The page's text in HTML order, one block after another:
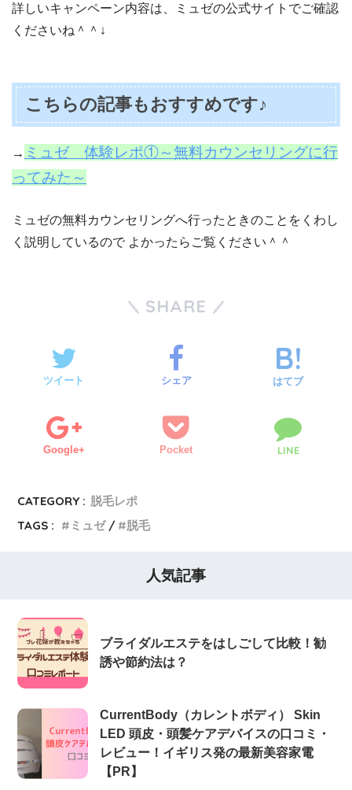
詳しいキャンペーン内容は、ミュゼの公式サイトでご確認
くださいね＾＾↓
こちらの記事もおすすめです♪
→ ミュゼ 体験レポ①～無料カウンセリングに行
ってみた～
ミュゼの無料カウンセリングへ行ったときのことをくわし
く説明しているので よかったらご覧ください＾＾
SHARE
ツイート シェア はてブ
Google+ Pocket LINE
CATEGORY : 脱毛レポ
TAGS :
ミュゼ 脱毛
人気記事
ブライダルエステをはしごして比較！勧
誘や節約法は？
CurrentBody（カレントボディ） Skin
LED 頭皮・頭髪ケアデバイスの口コミ・
レビュー！イギリス発の最新美容家電
【PR】